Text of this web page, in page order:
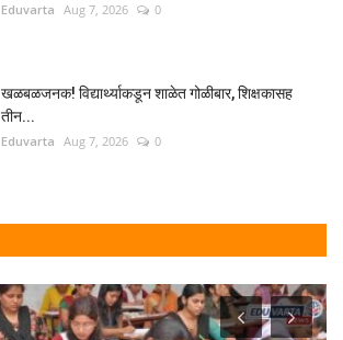
Eduvarta Aug 7, 2026 0
खळबळजनक! विद्यार्थ्याकडून शाळेत गोळीबार, शिक्षकासह
तीन...
Eduvarta Aug 7, 2026 0